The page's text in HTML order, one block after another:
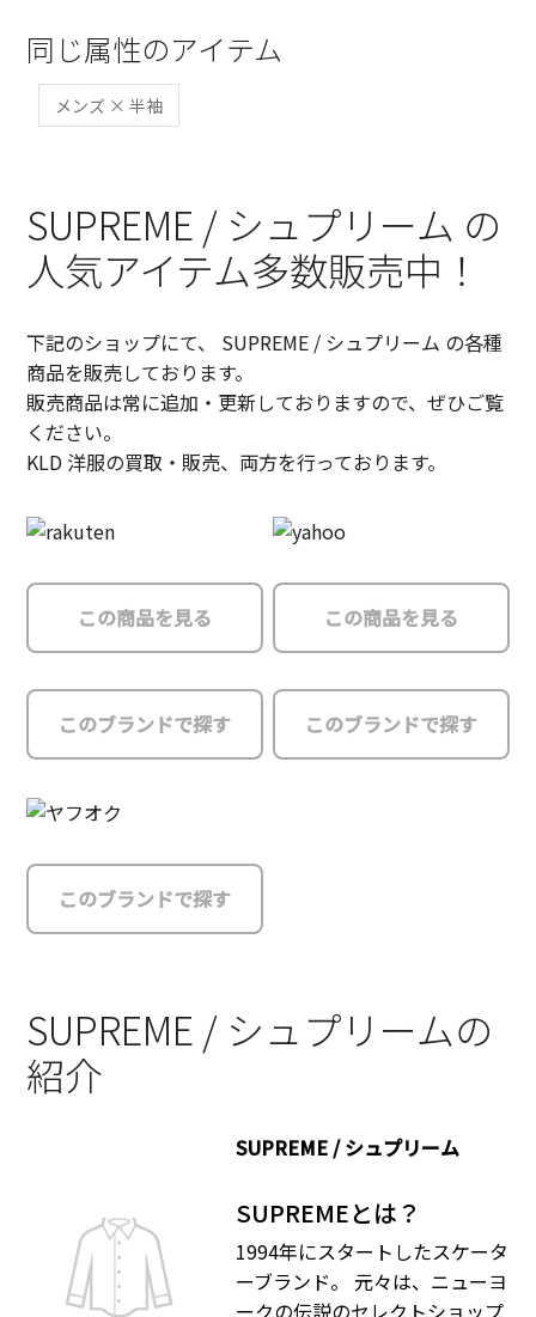
同じ属性のアイテム
メンズ × 半袖
SUPREME / シュプリーム の
人気アイテム多数販売中！
下記のショップにて、 SUPREME / シュプリーム の各種
商品を販売しております。
販売商品は常に追加・更新しておりますので、ぜひご覧
ください。
KLD 洋服の買取・販売、両方を行っております。
この商品を見る
このブランドで探す
この商品を見る
このブランドで探す
このブランドで探す
SUPREME / シュプリームの
紹介
SUPREME / シュプリーム
SUPREMEとは？
1994年にスタートしたスケータ
ーブランド。 元々は、ニューヨ
ークの伝説のセレクトショップ